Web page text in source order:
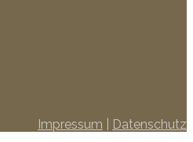
Impressum
Datenschutz